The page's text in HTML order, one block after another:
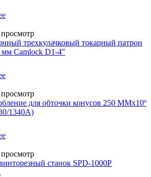
трехкулачковый токарный патрон
мм Camlock D1-4"
для обточки конусов 250 ММх10º
1340A)
станок SPD-1000P